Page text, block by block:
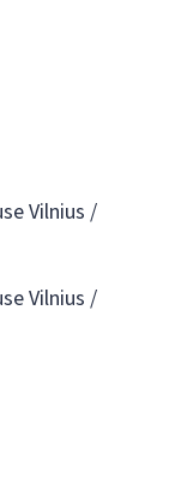
Vilnius /
Vilnius /